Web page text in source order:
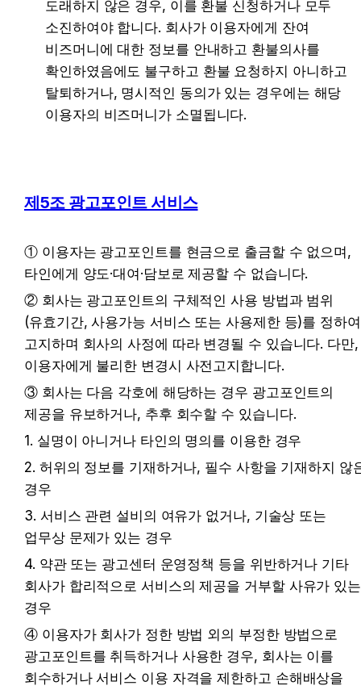
도래하지 않은 경우, 이를 환불 신청하거나 모두
소진하여야 합니다. 회사가 이용자에게 잔여
비즈머니에 대한 정보를 안내하고 환불의사를
확인하였음에도 불구하고 환불 요청하지 아니하고
탈퇴하거나, 명시적인 동의가 있는 경우에는 해당
이용자의 비즈머니가 소멸됩니다.
제5조 광고포인트 서비스
① 이용자는 광고포인트를 현금으로 출금할 수 없으며,
타인에게 양도·대여·담보로 제공할 수 없습니다.
② 회사는 광고포인트의 구체적인 사용 방법과 범위
(유효기간, 사용가능 서비스 또는 사용제한 등)를 정하여
고지하며 회사의 사정에 따라 변경될 수 있습니다. 다만,
이용자에게 불리한 변경시 사전고지합니다.
③ 회사는 다음 각호에 해당하는 경우 광고포인트의
제공을 유보하거나, 추후 회수할 수 있습니다.
1. 실명이 아니거나 타인의 명의를 이용한 경우
2. 허위의 정보를 기재하거나, 필수 사항을 기재하지 않
경우
3. 서비스 관련 설비의 여유가 없거나, 기술상 또는
업무상 문제가 있는 경우
4. 약관 또는 광고센터 운영정책 등을 위반하거나 기타
회사가 합리적으로 서비스의 제공을 거부할 사유가 있는
경우
④ 이용자가 회사가 정한 방법 외의 부정한 방법으로
광고포인트를 취득하거나 사용한 경우, 회사는 이를
회수하거나 서비스 이용 자격을 제한하고 손해배상을